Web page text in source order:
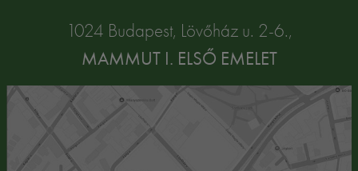
1024 Budapest, Lövőház u. 2-6.,
MAMMUT I. ELSŐ EMELET